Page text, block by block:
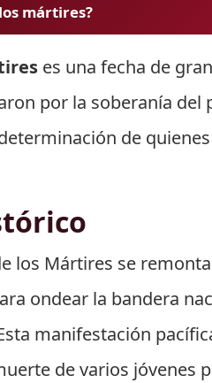
mártires?
es una fecha de
por la soberanía del
de
los Mártires se
ondear la bandera
manifestación
de varios jóvenes